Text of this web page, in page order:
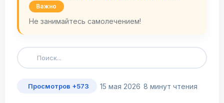
Важно
Не занимайтесь самолечением!
Просмотров +573 15 мая 2026 8 минут чтения